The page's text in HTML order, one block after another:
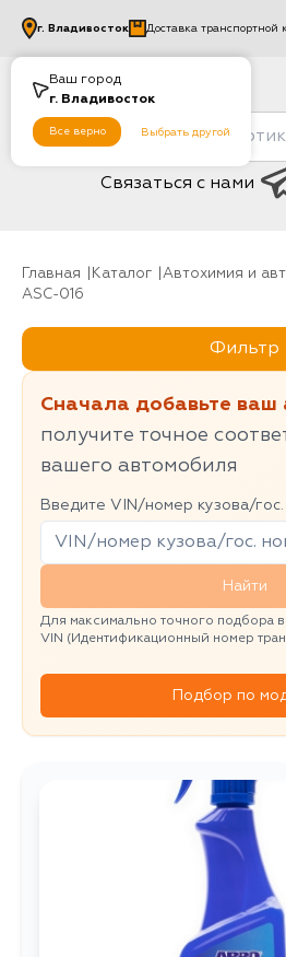
Ваш город
г. Владивосток
Все верно Выбрать другой
г. Владивосток Доставка транспортной
Связаться с нами
Главная Каталог Автохимия и
ASC-016
Фильтр
Сначала добавьте ваш
получите точное
вашего автомобиля
Введите VIN/номер кузова/
Найти
Для максимально точного подбора
VIN (Идентификационный номер
Подбор по